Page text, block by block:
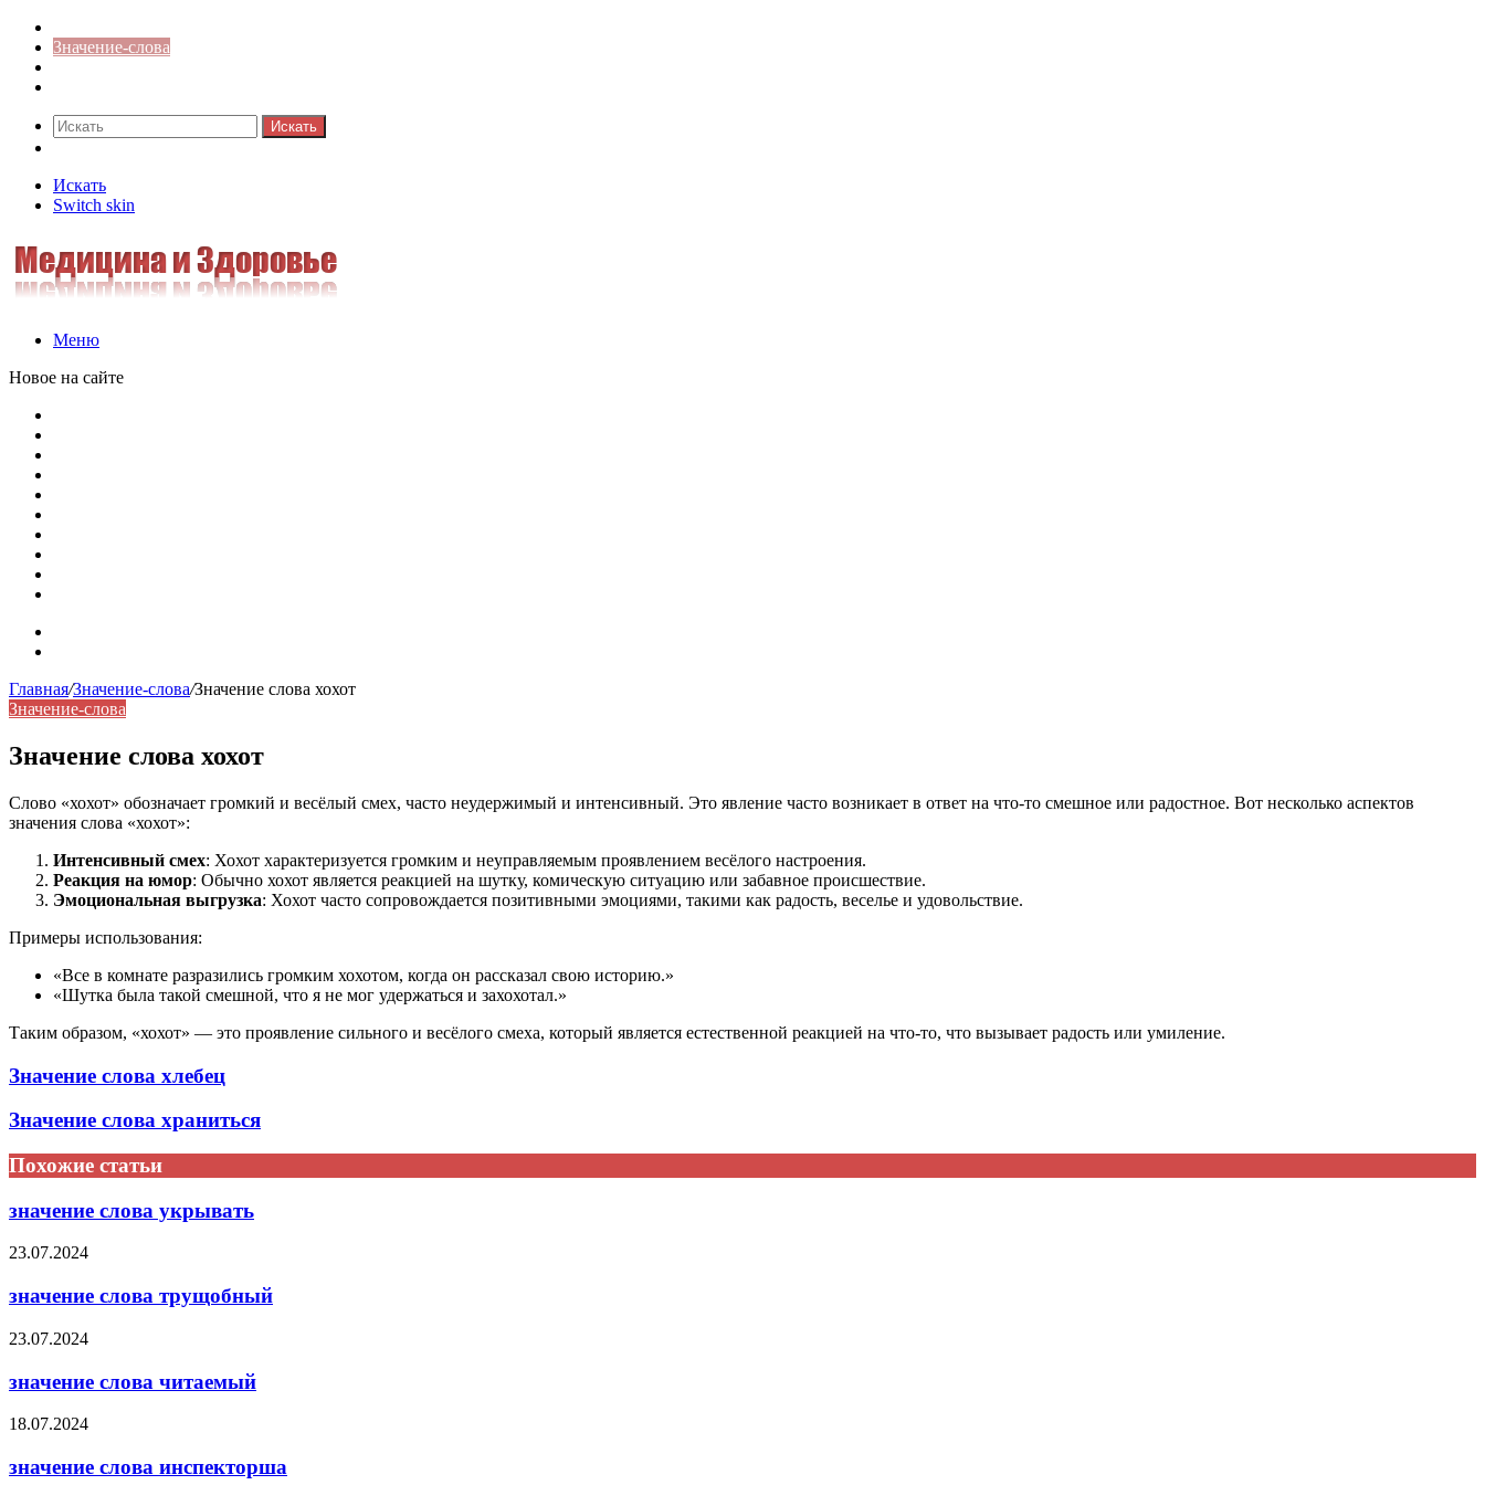
Значение-слова
Искать
Искать
Switch skin
Меню
Новое на сайте
Главная/Значение-слова/Значение слова хохот
Значение-слова
Значение слова хохот
Слово «хохот» обозначает громкий и весёлый смех, часто неудержимый и интенсивный. Это явление часто возникает в ответ на что-то смешное или радостное. Вот несколько аспектов
значения слова «хохот»:
Интенсивный смех: Хохот характеризуется громким и неуправляемым проявлением весёлого настроения.
Реакция на юмор: Обычно хохот является реакцией на шутку, комическую ситуацию или забавное происшествие.
Эмоциональная выгрузка: Хохот часто сопровождается позитивными эмоциями, такими как радость, веселье и удовольствие.
Примеры использования:
«Все в комнате разразились громким хохотом, когда он рассказал свою историю.»
«Шутка была такой смешной, что я не мог удержаться и захохотал.»
Таким образом, «хохот» — это проявление сильного и весёлого смеха, который является естественной реакцией на что-то, что вызывает радость или умиление.
Значение слова хлебец
Значение слова храниться
Похожие статьи
значение слова укрывать
23.07.2024
значение слова трущобный
23.07.2024
значение слова читаемый
18.07.2024
значение слова инспекторша